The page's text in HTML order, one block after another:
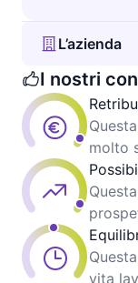
L’azienda
I nostri
molto
vita